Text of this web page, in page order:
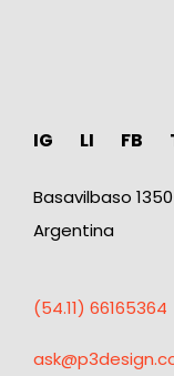
IG LI FB
Basavilbaso
Argentina
(54.11) 66165364